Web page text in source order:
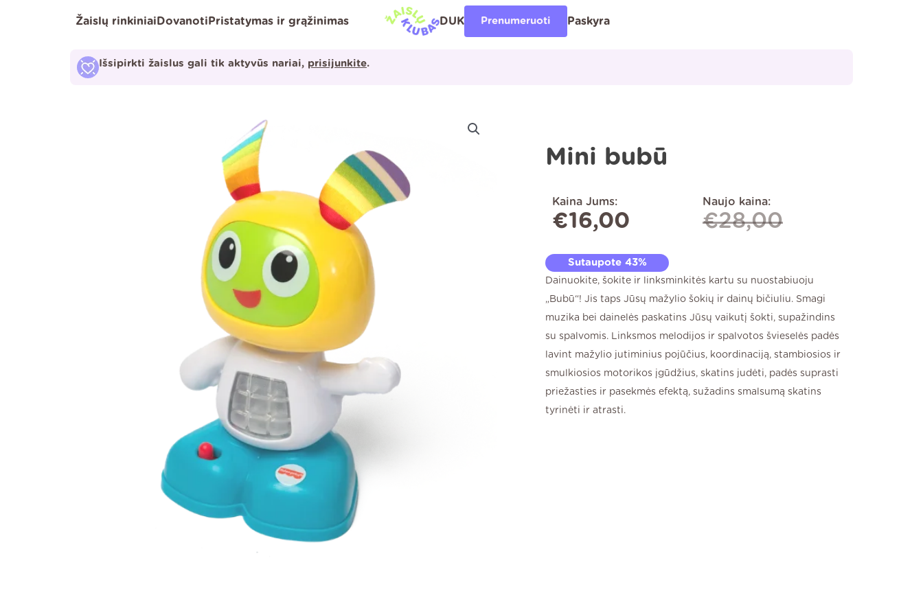
Žaislų rinkiniai Dovanoti Pristatymas ir grąžinimas DUK Prenumeruoti Paskyra
Išsipirkti žaislus gali tik aktyvūs nariai, prisijunkite.
Mini bubū
Kaina Jums:
€16,00
Naujo kaina:
€28,00
Sutaupote 43%
Dainuokite, šokite ir linksminkitės kartu su nuostabiuoju
„Bubū“! Jis taps Jūsų mažylio šokių ir dainų bičiuliu. Smagi
muzika bei dainelės paskatins Jūsų vaikutį šokti, supažindins
su spalvomis. Linksmos melodijos ir spalvotos švieselės padės
lavint mažylio jutiminius pojūčius, koordinaciją, stambiosios ir
smulkiosios motorikos įgūdžius, skatins judėti, padės suprasti
priežasties ir pasekmės efektą, sužadins smalsumą skatins
tyrinėti ir atrasti.